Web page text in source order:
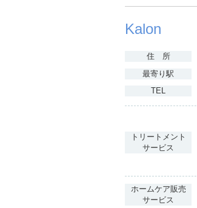
Kalon
住 所
最寄り駅
TEL
トリートメント
サービス
ホームケア販売
サービス